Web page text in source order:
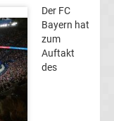
Der FC
Bayern hat
zum
Auftakt
des